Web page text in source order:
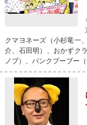
クマヨネーズ（小杉竜一
介、石田明）、おかずク
ノブ）、パンクブーブー（